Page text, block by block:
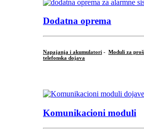
Dodatna oprema
Napajanja i akumulatori - Moduli za
telefonska dojava
Komunikacioni moduli